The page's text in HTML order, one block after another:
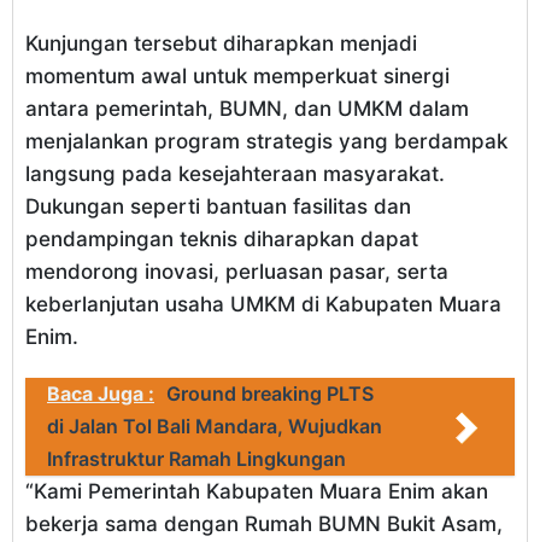
Kunjungan tersebut diharapkan menjadi
momentum awal untuk memperkuat sinergi
antara pemerintah, BUMN, dan UMKM dalam
menjalankan program strategis yang berdampak
langsung pada kesejahteraan masyarakat.
Dukungan seperti bantuan fasilitas dan
pendampingan teknis diharapkan dapat
mendorong inovasi, perluasan pasar, serta
keberlanjutan usaha UMKM di Kabupaten Muara
Enim.
Baca Juga : Ground breaking PLTS
di Jalan Tol Bali Mandara, Wujudkan
Infrastruktur Ramah Lingkungan
“Kami Pemerintah Kabupaten Muara Enim akan
bekerja sama dengan Rumah BUMN Bukit Asam,